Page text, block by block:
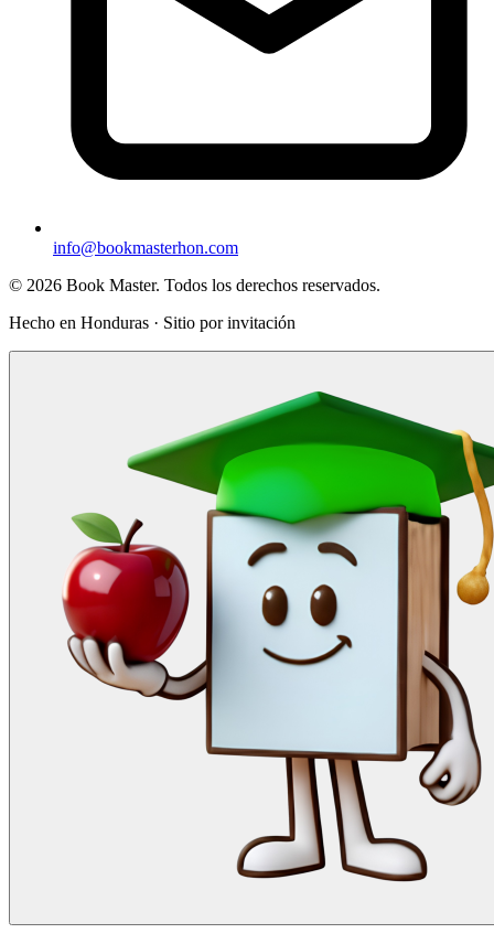
info@bookmasterhon.com
© 2026 Book Master. Todos los derechos reservados.
Hecho en Honduras · Sitio por invitación